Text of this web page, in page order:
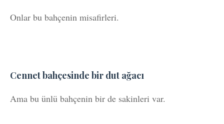
Onlar bu bahçenin misafirleri.
Cennet bahçesinde bir dut ağacı
Ama bu ünlü bahçenin bir de sakinleri var.